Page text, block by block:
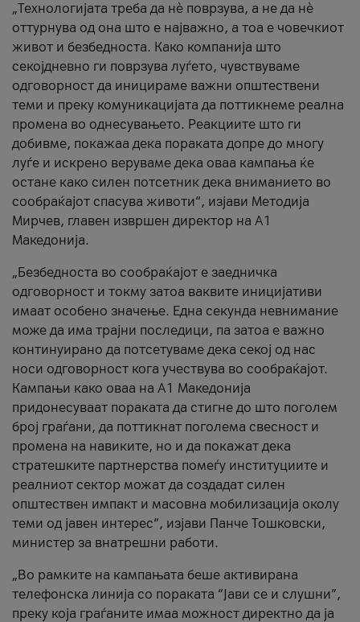
„Технологијата треба да нè поврзува, а не да нè
оттурнува од она што е најважно, а тоа е човечкиот
живот и безбедноста. Како компанија што
секојдневно ги поврзува луѓето, чувствуваме
одговорност да иницираме важни општествени
теми и преку комуникацијата да поттикнеме реална
промена во однесувањето. Реакциите што ги
добивме, покажаа дека пораката допре до многу
луѓе и искрено веруваме дека оваа кампања ќе
остане како силен потсетник дека вниманието во
сообраќајот спасува животи“, изјави Методија
Мирчев, главен извршен директор на А1
Македонија.
„Безбедноста во сообраќајот е заедничка
одговорност и токму затоа ваквите иницијативи
имаат особено значење. Една секунда невнимание
може да има трајни последици, па затоа е важно
континуирано да потсетуваме дека секој од нас
носи одговорност кога учествува во сообраќајот.
Кампањи како оваа на A1 Македонија
придонесуваат пораката да стигне до што поголем
број граѓани, да поттикнат поголема свесност и
промена на навиките, но и да покажат дека
стратешките партнерства помеѓу институциите и
реалниот сектор можат да создадат силен
општествен импакт и масовна мобилизација околу
теми од јавен интерес“, изјави Панче Тошковски,
министер за внатрешни работи.
„Во рамките на кампањата беше активирана
телефонска линија со пораката “Јави се и слушни”,
преку која граѓаните имаа можност директно да ја